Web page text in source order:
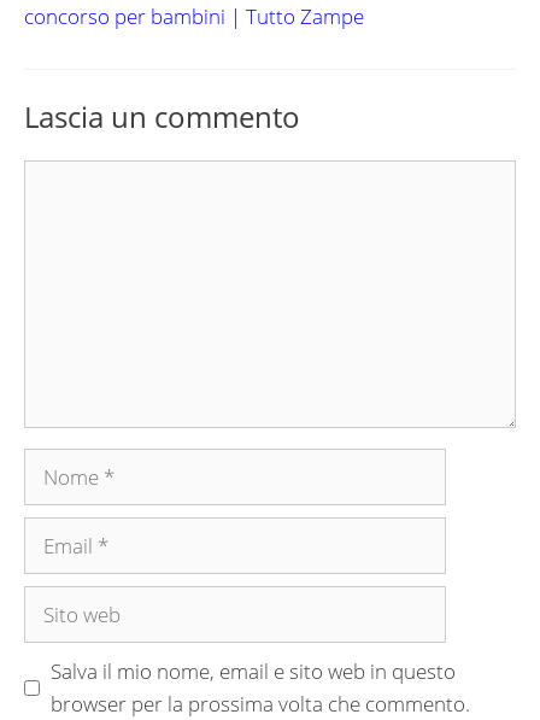
concorso per bambini | Tutto Zampe
Lascia un commento
Nome
Email
Sito
Salva il mio nome, email e sito web in questo
browser per la prossima volta che commento.